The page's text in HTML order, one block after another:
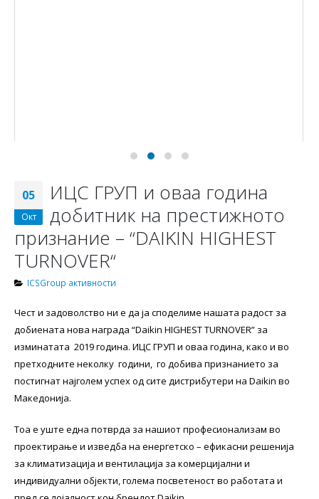
05
Окт
ИЦС ГРУП и оваа година
добитник на престижното
признание – “DАIKIN HIGHEST
TURNOVER“
ICSGroup активности
Чест и задоволство ни е да ја споделиме нашата радост за
добиената нова награда “Daikin HIGHEST TURNOVER” за
изминатата 2019 година. ИЦС ГРУП и оваа година, како и во
претходните неколку години, го добива признанието за
постигнат најголем успех од сите дистрибутери на Daikin во
Македонија.
Тоа е уште една потврда за нашиот професионализам во
проектирање и изведба на енергетско – ефикасни решенија
за климатизација и вентилација за комерцијални и
индивидуални објекти, голема посветеност во работата и